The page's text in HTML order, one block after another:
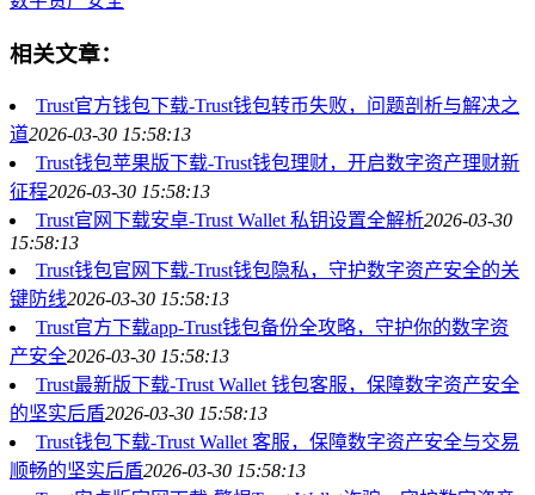
相关文章：
Trust官方钱包下载-Trust钱包转币失败，问题剖析与解决之
道2026-03-30 15:58:13
Trust钱包苹果版下载-Trust钱包理财，开启数字资产理财新
征程2026-03-30 15:58:13
Trust官网下载安卓-Trust Wallet 私钥设置全解析2026-03-30
15:58:13
Trust钱包官网下载-Trust钱包隐私，守护数字资产安全的关
键防线2026-03-30 15:58:13
Trust官方下载app-Trust钱包备份全攻略，守护你的数字资
产安全2026-03-30 15:58:13
Trust最新版下载-Trust Wallet 钱包客服，保障数字资产安全
的坚实后盾2026-03-30 15:58:13
Trust钱包下载-Trust Wallet 客服，保障数字资产安全与交易
顺畅的坚实后盾2026-03-30 15:58:13